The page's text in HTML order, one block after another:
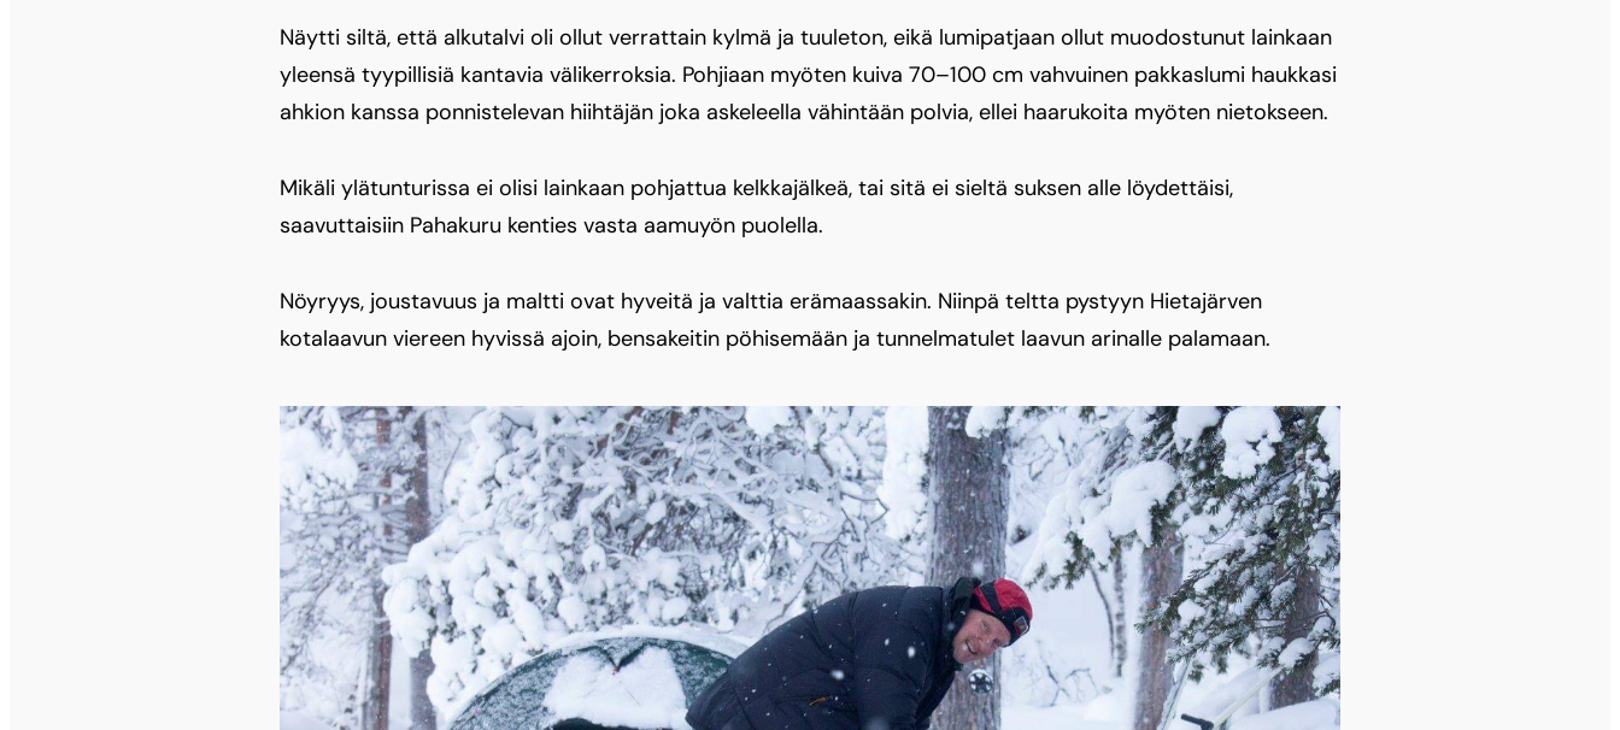
Näytti siltä, että alkutalvi oli ollut verrattain kylmä ja tuuleton, eikä lumipatjaan ollut muodostunut lainkaan
yleensä tyypillisiä kantavia välikerroksia. Pohjiaan myöten kuiva 70–100 cm vahvuinen pakkaslumi haukkasi
ahkion kanssa ponnistelevan hiihtäjän joka askeleella vähintään polvia, ellei haarukoita myöten nietokseen.
Mikäli ylätunturissa ei olisi lainkaan pohjattua kelkkajälkeä, tai sitä ei sieltä suksen alle löydettäisi,
saavuttaisiin Pahakuru kenties vasta aamuyön puolella.
Nöyryys, joustavuus ja maltti ovat hyveitä ja valttia erämaassakin. Niinpä teltta pystyyn Hietajärven
kotalaavun viereen hyvissä ajoin, bensakeitin pöhisemään ja tunnelmatulet laavun arinalle palamaan.